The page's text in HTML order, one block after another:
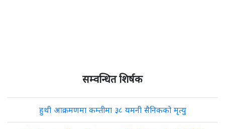
सम्वन्धित शिर्षक
हुथी आक्रमणमा कम्तीमा ३८ यमनी सैनिकको मृत्यु